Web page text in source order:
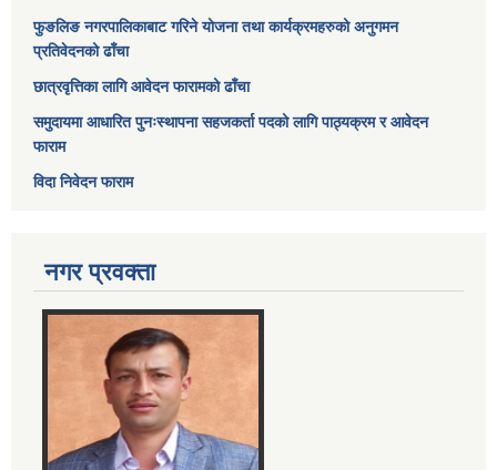
फुङलिङ नगरपालिकाबाट गरिने योजना तथा कार्यक्रमहरुको अनुगमन
प्रतिवेदनको ढाँचा
छात्रवृत्तिका लागि आवेदन फारामको ढाँचा
समुदायमा आधारित पुनःस्थापना सहजकर्ता पदको लागि पाठ्यक्रम र आवेदन
फाराम
विदा निवेदन फाराम
नगर प्रवक्ता